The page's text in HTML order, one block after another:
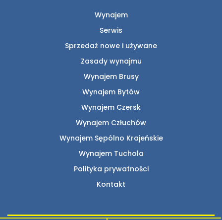
Wynajem
Serwis
Sprzedaż nowe i używane
Zasady wynajmu
Wynajem Brusy
Wynajem Bytów
Wynajem Czersk
Wynajem Człuchów
Wynajem Sępólno Krajeńskie
Wynajem Tuchola
Polityka prywatności
Kontakt